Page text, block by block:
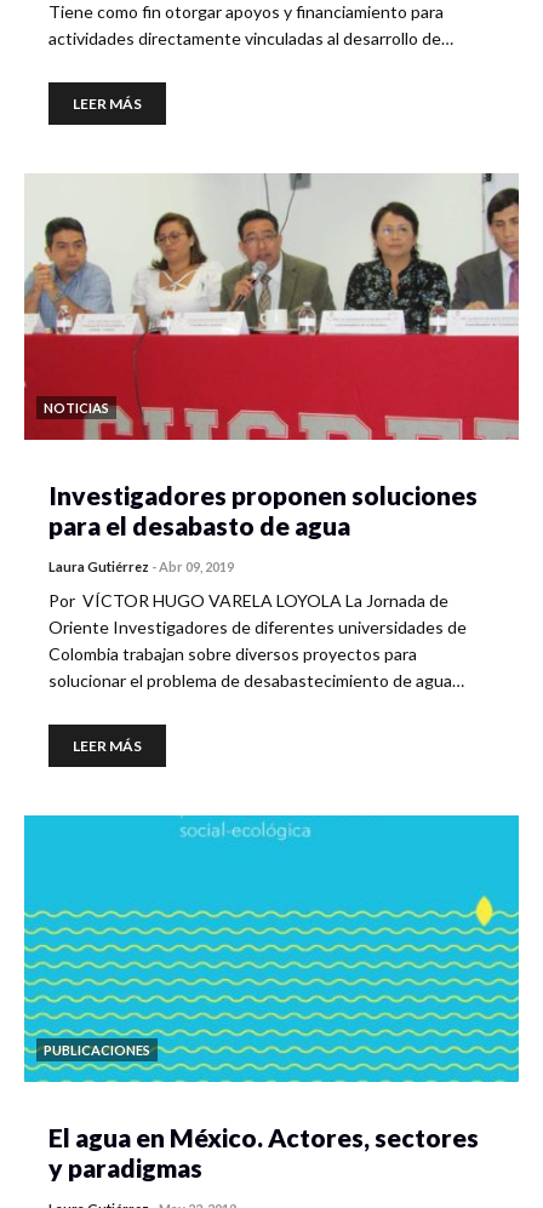
Tiene como fin otorgar apoyos y financiamiento para
actividades directamente vinculadas al desarrollo de…
LEER MÁS
NOTICIAS
Investigadores proponen soluciones
para el desabasto de agua
Laura Gutiérrez -Abr 09, 2019
Por VÍCTOR HUGO VARELA LOYOLA La Jornada de
Oriente Investigadores de diferentes universidades de
Colombia trabajan sobre diversos proyectos para
solucionar el problema de desabastecimiento de agua…
LEER MÁS
PUBLICACIONES
El agua en México. Actores, sectores
y paradigmas